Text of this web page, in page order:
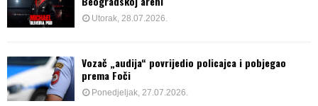
Utorak, 28.07.2026.
Vozač „audija“ povrijedio policajca i pobjegao
prema Foči
Ponedjeljak, 27.07.2026.